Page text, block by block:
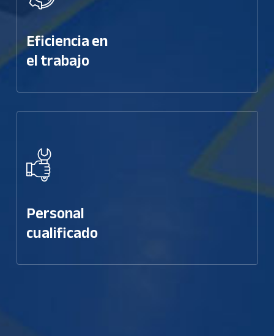
Eficiencia en
el trabajo
Personal
cualificado